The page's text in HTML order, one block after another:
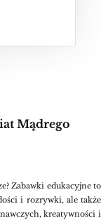
Mądrego
Zabawki edukacyjne to
i rozrywki, ale także
kreatywności i